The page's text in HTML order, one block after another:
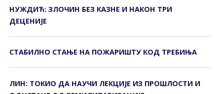
НУЖДИЋ: ЗЛОЧИН БЕЗ КАЗНЕ И НАКОН ТРИ
ДЕЦЕНИЈЕ
СТАБИЛНО СТАЊЕ НА ПОЖАРИШТУ КОД ТРЕБИЊА
ЛИН: ТОКИО ДА НАУЧИ ЛЕКЦИЈЕ ИЗ ПРОШЛОСТИ И